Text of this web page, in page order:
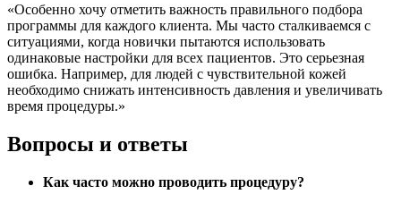
«Особенно хочу отметить важность правильного подбора
программы для каждого клиента. Мы часто сталкиваемся с
ситуациями, когда новички пытаются использовать
одинаковые настройки для всех пациентов. Это серьезная
ошибка. Например, для людей с чувствительной кожей
необходимо снижать интенсивность давления и увеличивать
время процедуры.»
Вопросы и ответы
Как часто можно проводить процедуру?